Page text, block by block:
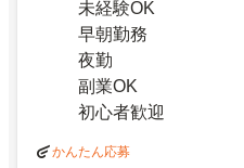
未経験OK
早朝勤務
夜勤
副業OK
初心者歓迎
かんたん応募